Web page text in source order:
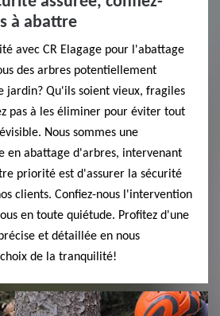
à abattre
avec CR Elagage pour l'abattage
des arbres potentiellement
jardin? Qu'ils soient vieux, fragiles
pas à les éliminer pour éviter tout
Nous sommes une
en abattage d'arbres, intervenant
priorité est d'assurer la sécurité
clients. Confiez-nous l'intervention
en toute quiétude. Profitez d'une
et détaillée en nous
de la tranquilité!